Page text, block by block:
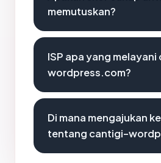
memutuskan?
ISP apa yang
wordpress.com?
Di mana mengajukan
tentang cantigi-